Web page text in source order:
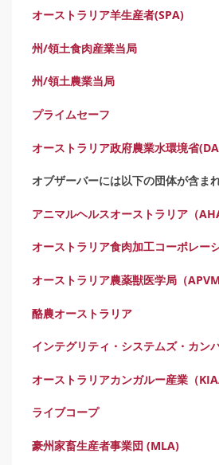
オーストラリア羊生産者(SPA)
州/領土食肉産業当局
州/領土農業当局
プライムセーフ
オーストラリア政府農業水環境省
オブザーバーには以下の団体が含まれ
アニマルヘルスオーストラリア（
オーストラリア食肉加工コーポレー
オーストラリア農薬獣医学局（
酪農オーストラリア
インテグリティ・システムズ・カン
オーストラリアカンガルー産業（
ライブコープ
豪州家畜生産者事業団 (MLA)